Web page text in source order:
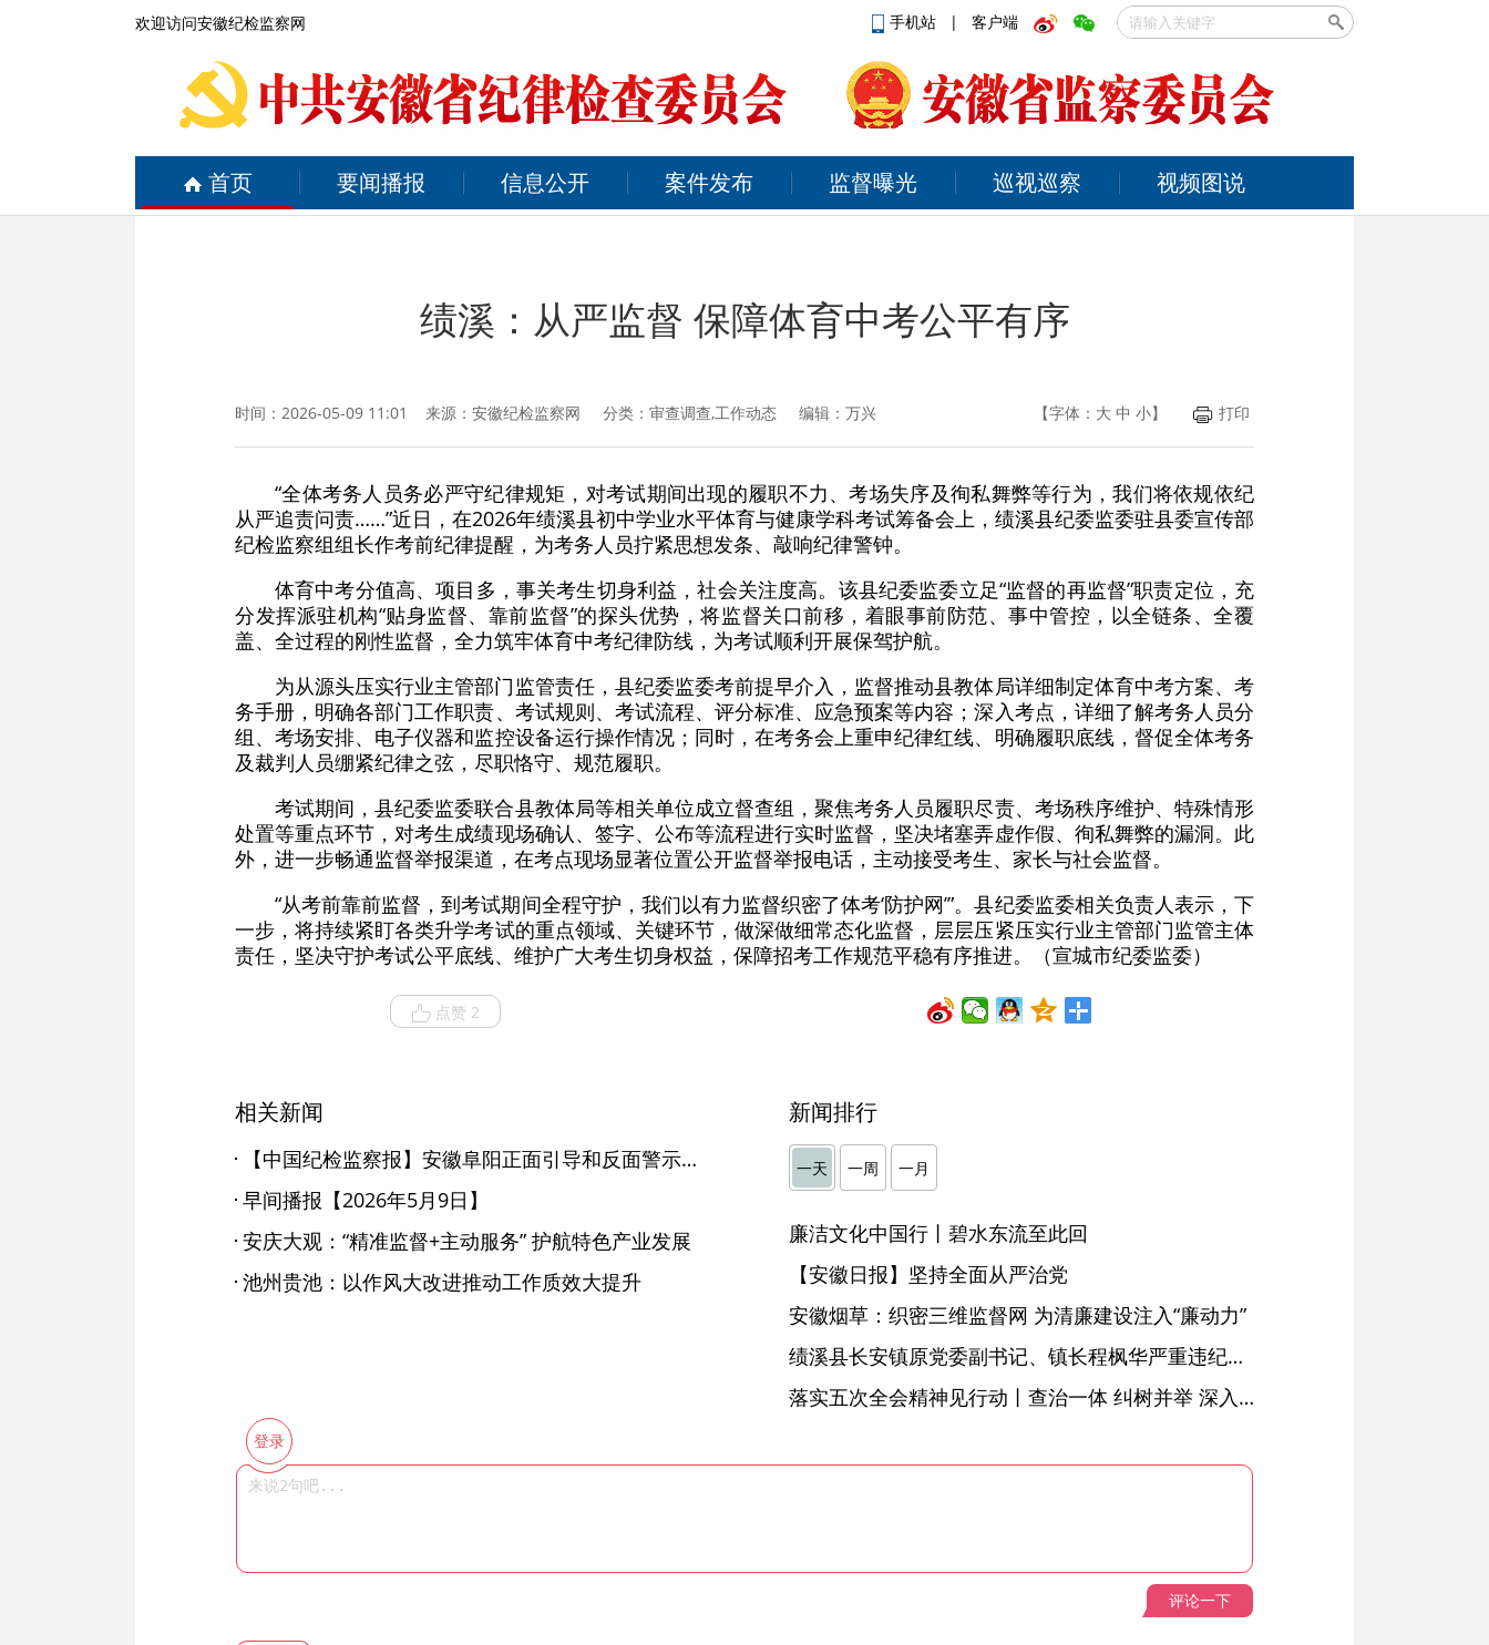
欢迎访问安徽纪检监察网 手机站 | 客户端
首页 要闻播报 信息公开 案件发布 监督曝光 巡视巡察 视频图说
绩溪：从严监督 保障体育中考公平有序
时间：2026-05-09 11:01 来源： 安徽纪检监察网 分类：审查调查,工作动态 编辑：万兴 【字体： 大 中 小】 打印
“全体考务人员务必严守纪律规矩，对考试期间出现的履职不力、考场失序及徇私舞弊等行为，我们将依规依纪
从严追责问责……”近日，在2026年绩溪县初中学业水平体育与健康学科考试筹备会上，绩溪县纪委监委驻县委宣传部
纪检监察组组长作考前纪律提醒，为考务人员拧紧思想发条、敲响纪律警钟。
体育中考分值高、项目多，事关考生切身利益，社会关注度高。该县纪委监委立足“监督的再监督”职责定位，充
分发挥派驻机构“贴身监督、靠前监督”的探头优势，将监督关口前移，着眼事前防范、事中管控，以全链条、全覆
盖、全过程的刚性监督，全力筑牢体育中考纪律防线，为考试顺利开展保驾护航。
为从源头压实行业主管部门监管责任，县纪委监委考前提早介入，监督推动县教体局详细制定体育中考方案、考
务手册，明确各部门工作职责、考试规则、考试流程、评分标准、应急预案等内容；深入考点，详细了解考务人员分
组、考场安排、电子仪器和监控设备运行操作情况；同时，在考务会上重申纪律红线、明确履职底线，督促全体考务
及裁判人员绷紧纪律之弦，尽职恪守、规范履职。
考试期间，县纪委监委联合县教体局等相关单位成立督查组，聚焦考务人员履职尽责、考场秩序维护、特殊情形
处置等重点环节，对考生成绩现场确认、签字、公布等流程进行实时监督，坚决堵塞弄虚作假、徇私舞弊的漏洞。此
外，进一步畅通监督举报渠道，在考点现场显著位置公开监督举报电话，主动接受考生、家长与社会监督。
“从考前靠前监督，到考试期间全程守护，我们以有力监督织密了体考‘防护网’”。县纪委监委相关负责人表示，下
一步，将持续紧盯各类升学考试的重点领域、关键环节，做深做细常态化监督，层层压紧压实行业主管部门监管主体
责任，坚决守护考试公平底线、维护广大考生切身权益，保障招考工作规范平稳有序推进。（宣城市纪委监委）
点赞 2
相关新闻
【中国纪检监察报】安徽阜阳正面引导和反面警示相结合 涵养清廉好家风
早间播报【2026年5月9日】
安庆大观：“精准监督+主动服务” 护航特色产业发展
池州贵池：以作风大改进推动工作质效大提升
新闻排行
一天 一周 一月
廉洁文化中国行丨碧水东流至此回
【安徽日报】坚持全面从严治党
安徽烟草：织密三维监督网 为清廉建设注入“廉动力”
绩溪县长安镇原党委副书记、镇长程枫华严重违纪违法被开除党籍和公职
落实五次全会精神见行动丨查治一体 纠树并举 深入推进风腐同查同治
登录
评论一下